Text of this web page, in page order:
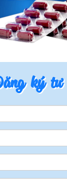
ký tư